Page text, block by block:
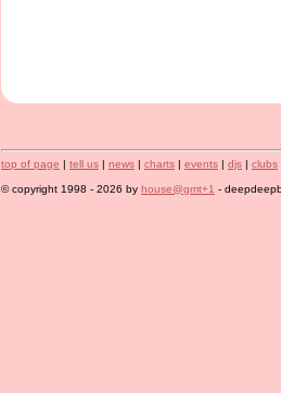
top of page | tell us | news | charts | events | djs | clubs
© copyright 1998 - 2026 by house@gmt+1 -